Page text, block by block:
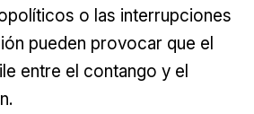
o las interrupciones
pueden provocar que el
entre el contango y el